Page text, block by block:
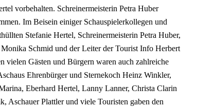
vorbehalten. Schreinermeisterin Petra Huber
Im Beisein einiger Schauspielerkollegen und
Stefanie Hertel, Schreinermeisterin Petra Huber,
Schmid und der Leiter der Tourist Info Herbert
vielen Gästen und Bürgern waren auch zahlreiche
Ehrenbürger und Sternekoch Heinz Winkler,
Eberhard Hertel, Lanny Lanner, Christa Clarin
Aschauer Plattler und viele Touristen gaben den